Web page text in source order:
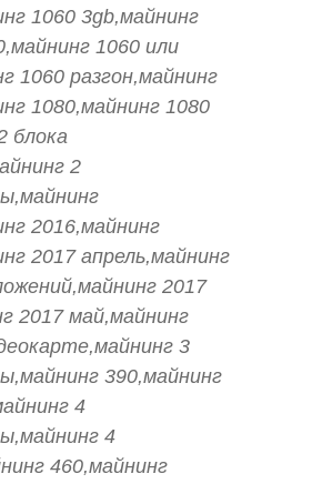
1060 3gb,майнинг
1060 или
1060 разгон,майнинг
1080,майнинг 1080
блока
2
2016,майнинг
2017 апрель,майнинг
2017
2017 май,майнинг
3
390,майнинг
4
4
460,майнинг